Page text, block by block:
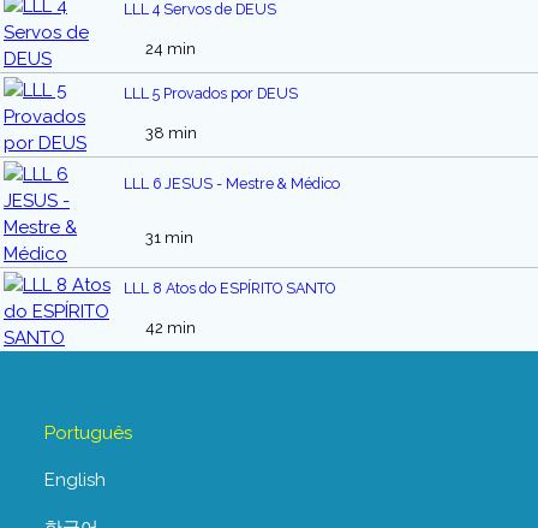
LLL 4 Servos de DEUS
24 min
LLL 5 Provados por DEUS
38 min
LLL 6 JESUS - Mestre & Médico
31 min
LLL 8 Atos do ESPÍRITO SANTO
42 min
Português
English